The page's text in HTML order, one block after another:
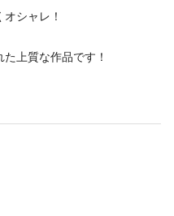
シャレ！
上質な作品です！